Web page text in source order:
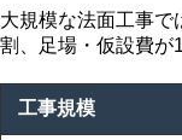
大規模な法面工事で
割、足場・仮設費が
工事規模